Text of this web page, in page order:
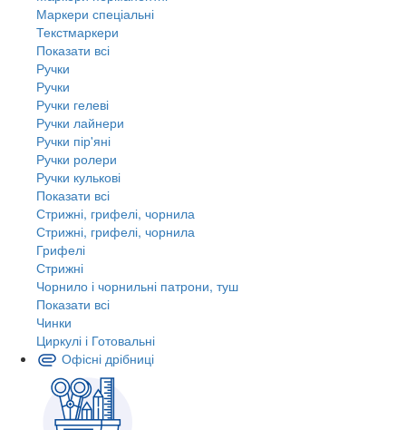
Маркери спеціальні
Текстмаркери
Показати всі
Ручки
Ручки
Ручки гелеві
Ручки лайнери
Ручки пір'яні
Ручки ролери
Ручки кулькові
Показати всі
Стрижні, грифелі, чорнила
Стрижні, грифелі, чорнила
Грифелі
Стрижні
Чорнило і чорнильні патрони, туш
Показати всі
Чинки
Циркулі і Готовальні
Офісні дрібниці